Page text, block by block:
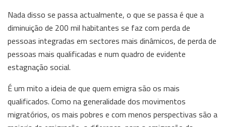
Nada disso se passa actualmente, o que se passa é que a
diminuição de 200 mil habitantes se faz com perda de
pessoas integradas em sectores mais dinâmicos, de perda de
pessoas mais qualificadas e num quadro de evidente
estagnação social.
É um mito a ideia de que quem emigra são os mais
qualificados. Como na generalidade dos movimentos
migratórios, os mais pobres e com menos perspectivas são a